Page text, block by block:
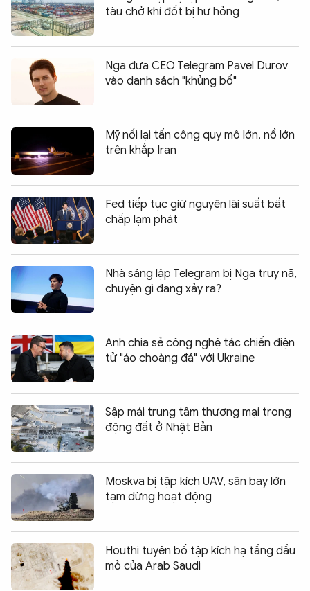
tàu chở khí đốt bị hư hỏng
Nga đưa CEO Telegram Pavel Durov
vào danh sách "khủng bố"
Mỹ nối lại tấn công quy mô lớn, nổ lớn
trên khắp Iran
Fed tiếp tục giữ nguyên lãi suất bất
chấp lạm phát
Nhà sáng lập Telegram bị Nga truy nã,
chuyện gì đang xảy ra?
Anh chia sẻ công nghệ tác chiến điện
tử "áo choàng đá" với Ukraine
Sập mái trung tâm thương mại trong
động đất ở Nhật Bản
Moskva bị tập kích UAV, sân bay lớn
tạm dừng hoạt động
Houthi tuyên bố tập kích hạ tầng dầu
mỏ của Arab Saudi